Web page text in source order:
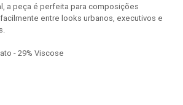
a peça é perfeita para composições
entre looks urbanos, executivos e
- 29% Viscose